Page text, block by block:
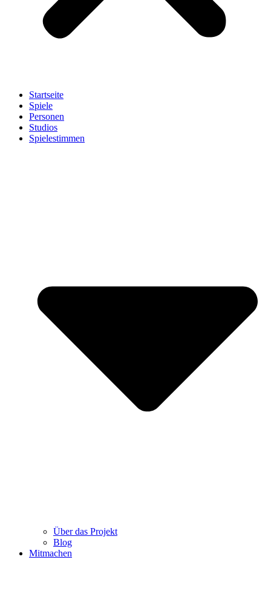
Startseite
Spiele
Personen
Studios
Spielestimmen
Über das Projekt
Blog
Mitmachen